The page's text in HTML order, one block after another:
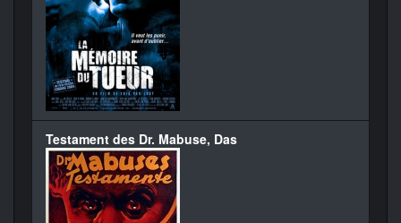
Testament des Dr. Mabuse, Das